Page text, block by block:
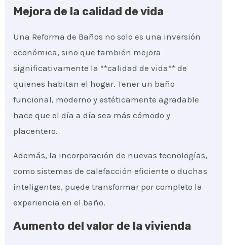
Mejora de la calidad de vida
Una Reforma de Baños no solo es una inversión
económica, sino que también mejora
significativamente la **calidad de vida** de
quienes habitan el hogar. Tener un baño
funcional, moderno y estéticamente agradable
hace que el día a día sea más cómodo y
placentero.
Además, la incorporación de nuevas tecnologías,
como sistemas de calefacción eficiente o duchas
inteligentes, puede transformar por completo la
experiencia en el baño.
Aumento del valor de la vivienda